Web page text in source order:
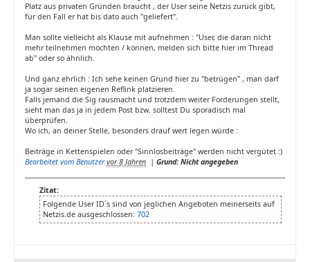
Platz aus privaten Gründen braucht , der User seine Netzis zurück gibt,
für den Fall er hat bis dato auch "geliefert".
Man sollte vielleicht als Klause mit aufnehmen : "User, die daran nicht
mehr teilnehmen möchten / können, melden sich bitte hier im Thread
ab" oder so ähnlich.
Und ganz ehrlich : Ich sehe keinen Grund hier zu "betrügen" , man darf
ja sogar seinen eigenen Reflink platzieren.
Falls jemand die Sig rausmacht und trotzdem weiter Forderungen stellt,
sieht man das ja in jedem Post bzw. solltest Du sporadisch mal
überprüfen.
Wo ich, an deiner Stelle, besonders drauf wert legen würde :
Beiträge in Kettenspielen oder "Sinnlosbeiträge" werden nicht vergütet :)
Bearbeitet vom Benutzer vor 8 Jahren | Grund: Nicht angegeben
Zitat:
Folgende User ID´s sind von jeglichen Angeboten meinerseits auf
Netzis.de ausgeschlossen: 702